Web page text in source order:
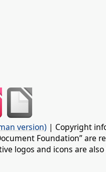
version) | Copyright
Foundation” are
logos and icons are